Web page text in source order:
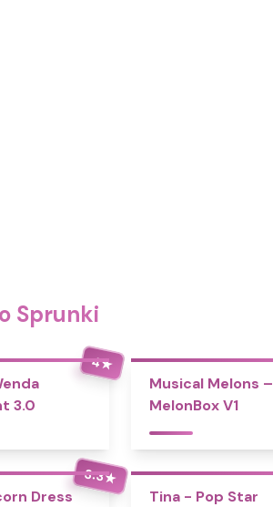
Sprunki
4★
3.0
Musical Melons –
MelonBox V1
3.3★
Dress
Tina - Pop Star